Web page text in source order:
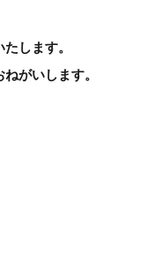
します。
がいします。